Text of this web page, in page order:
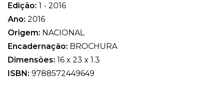
Edição: 1 - 2016
Ano: 2016
Origem: NACIONAL
Encadernação: BROCHURA
Dimensões: 16 x 23 x 1.3
ISBN: 9788572449649